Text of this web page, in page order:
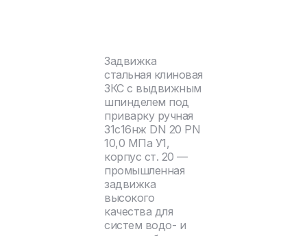
Задвижка
стальная клиновая
ЗКС с выдвижным
шпинделем под
приварку ручная
31с16нж DN 20 PN
10,0 МПа У1,
корпус ст. 20 —
промышленная
задвижка
высокого
качества для
систем водо- и